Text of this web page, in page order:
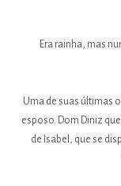
Era rainha, mas
Uma de suas últimas
esposo. Dom Diniz
de Isabel, que se